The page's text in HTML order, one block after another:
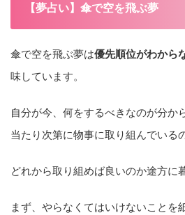
【夢占い】傘で空を飛ぶ夢
傘で空を飛ぶ夢は優先順位がわから
味しています。
自分が今、何をするべきなのが分か
当たり次第に物事に取り組んでいる
どれから取り組めば良いのか途方に
まず、やらなくてはいけないことを